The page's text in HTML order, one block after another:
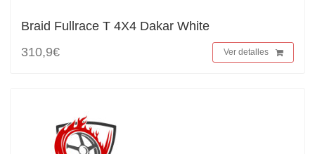
Braid Fullrace T 4X4 Dakar White
310,9€
Ver detalles